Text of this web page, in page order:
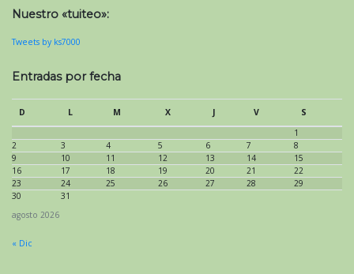
Nuestro «tuiteo»:
Tweets by ks7000
Entradas por fecha
agosto 2026
D L M X J V
S
1
2
3 4 5 6 7
8
9
10 11 12 13 14
15
16
17 18 19 20 21
22
23
24 25 26 27 28
29
30
31
« Dic